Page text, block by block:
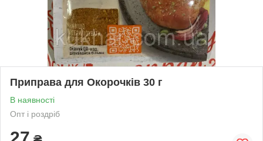
Приправа для Окорочків 30 г
В наявності
Опт і роздріб